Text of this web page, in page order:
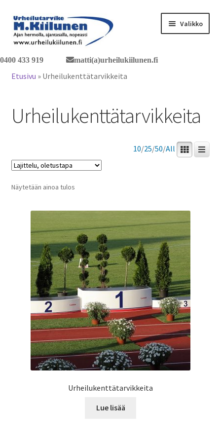
0400 433 919 matti(a)urheilukiilunen.fi
Siirry
navigointiin
Siirry
sisältöön
Valikko
Tervetuloa verkkokauppaan
tason
valikko
Yhteystiedot
Etusivu » Urheilukenttätarvikkeita
Urheilukenttätarvikkeita
10/25/50/All
Näytetään ainoa tulos
Urheilukenttätarvikkeita
Lue lisää